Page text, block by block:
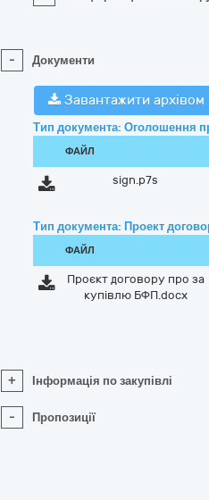
- Документи
Завантажити архівом
Тип документа: Оголошення
ФАЙЛ
sign.p7s
Тип документа: Проект
ФАЙЛ
Проєкт договору про за
купівлю БФП.docx
+ Інформація по закупівлі
- Пропозиції